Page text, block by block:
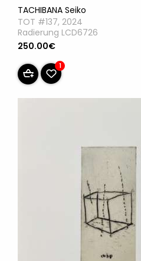
TACHIBANA Seiko
TOT #137, 2024
Radierung LCD6726
250.00€
1